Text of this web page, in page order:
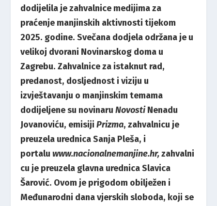
dodijelila je zahvalnice medijima za
praćenje manjinskih aktivnosti tijekom
2025. godine. Svečana dodjela održana je u
velikoj dvorani Novinarskog doma u
Zagrebu. Zahvalnice za istaknut rad,
predanost, dosljednost i viziju u
izvještavanju o manjinskim temama
dodijeljene su novinaruNovostiNenadu
Jovanoviću, emisijiPrizma, zahvalnicu je
preuzela urednica Sanja Pleša, i
portaluwww.nacionalnemanjine.hr,zahvalni
cu je preuzela glavna urednica Slavica
Šarović. Ovom je prigodom obilježen i
Međunarodni dana vjerskih sloboda, koji se